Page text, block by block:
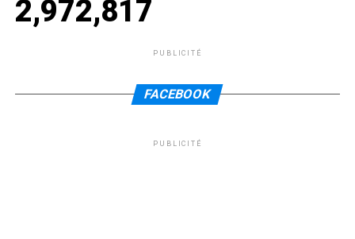
2,972,817
PUBLICITÉ
FACEBOOK
PUBLICITÉ